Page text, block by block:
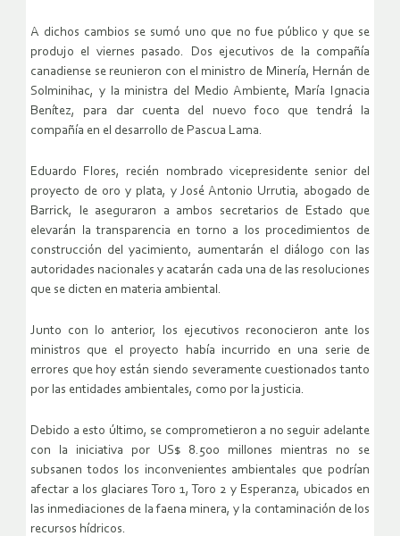
A dichos cambios se sumó uno que no fue público y que se
produjo el viernes pasado. Dos ejecutivos de la compañía
canadiense se reunieron con el ministro de Minería, Hernán de
Solminihac, y la ministra del Medio Ambiente, María Ignacia
Benítez, para dar cuenta del nuevo foco que tendrá la
compañía en el desarrollo de Pascua Lama.
Eduardo Flores, recién nombrado vicepresidente senior del
proyecto de oro y plata, y José Antonio Urrutia, abogado de
Barrick, le aseguraron a ambos secretarios de Estado que
elevarán la transparencia en torno a los procedimientos de
construcción del yacimiento, aumentarán el diálogo con las
autoridades nacionales y acatarán cada una de las resoluciones
que se dicten en materia ambiental.
Junto con lo anterior, los ejecutivos reconocieron ante los
ministros que el proyecto había incurrido en una serie de
errores que hoy están siendo severamente cuestionados tanto
por las entidades ambientales, como por la justicia.
Debido a esto último, se comprometieron a no seguir adelante
con la iniciativa por US$ 8.500 millones mientras no se
subsanen todos los inconvenientes ambientales que podrían
afectar a los glaciares Toro 1, Toro 2 y Esperanza, ubicados en
las inmediaciones de la faena minera, y la contaminación de los
recursos hídricos.